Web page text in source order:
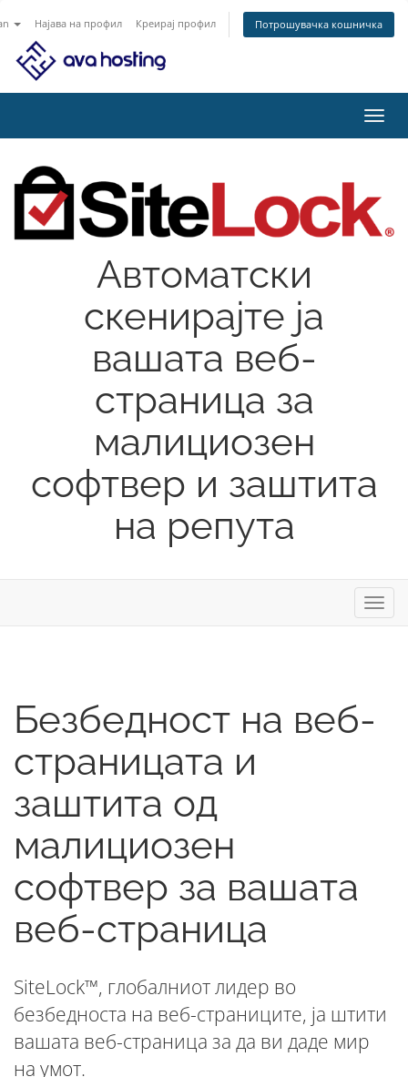
Најава на профил Креирај профил Потрошувачка кошничка
ја
Автоматски
скенирајте ја
вашата веб-
страница за
малициозен
софтвер и заштита
на репута
ја
Безбедност на веб-
страницата и
заштита од
малициозен
софтвер за вашата
веб-страница
SiteLock™, глобалниот лидер во
безбедноста на веб-страниците, ја штити
вашата веб-страница за да ви даде мир
на умот.